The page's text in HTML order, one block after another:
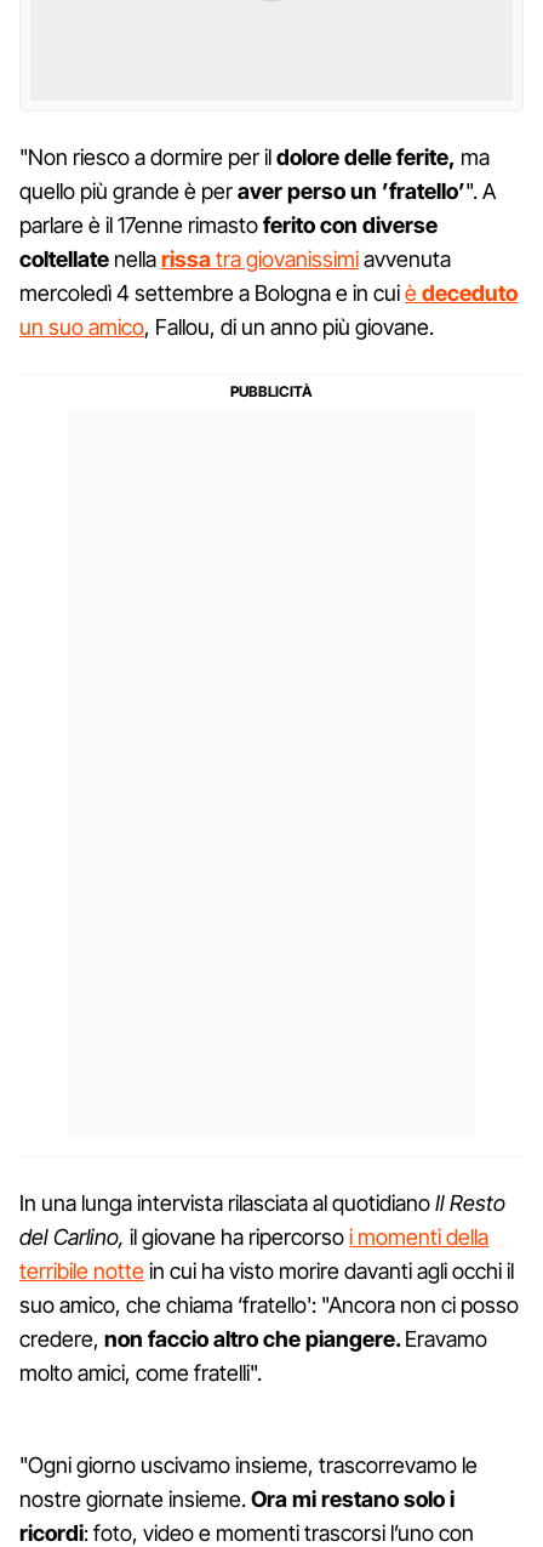
"Non riesco a dormire per ildolore delle ferite, ma
quello più grande è peraver perso un ’fratello’". A
parlare è il 17enne rimastoferito con diverse
coltellate nellarissatra giovanissimiavvenuta
mercoledì 4 settembre a Bologna e in cuièdeceduto
un suo amico, Fallou, di un anno più giovane.
In una lunga intervista rilasciata al quotidianoIl Resto
del Carlino,il giovane ha ripercorsoi momenti della
terribile nottein cui ha visto morire davanti agli occhi il
suo amico, che chiama ‘fratello': "Ancora non ci posso
credere, non faccio altro che piangere.Eravamo
molto amici, come fratelli".
"Ogni giorno uscivamo insieme, trascorrevamo le
nostre giornate insieme.Ora mi restano solo i
ricordi: foto, video e momenti trascorsi l’uno con